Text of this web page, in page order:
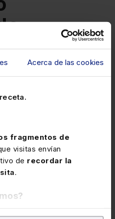
Acerca de las cookies
fragmentos de
visitas envían
de recordar la
.
la
para los
especiales de hasta